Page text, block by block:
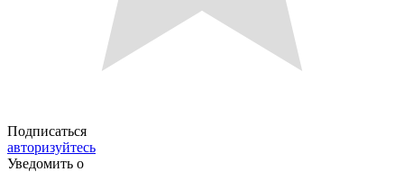
Подписаться
авторизуйтесь
Уведомить о